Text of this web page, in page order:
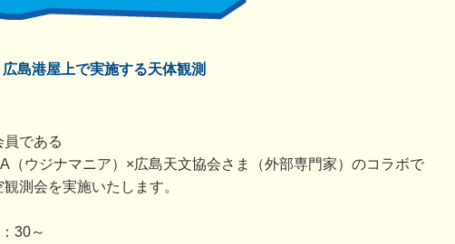
島港屋上で実施する天体観測
員である
（ウジナマニア）×広島天文協会さま（外部専門家）のコラボで
測会を実施いたします。
30～